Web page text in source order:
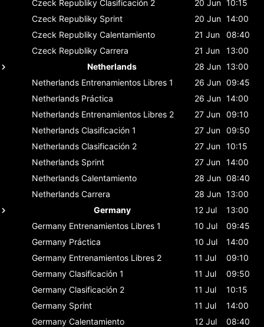
Czeck Republiky Clasificación 2 20 Jun 10:15
Czeck Republiky Sprint 20 Jun 14:00
Czeck Republiky Calentamiento 21 Jun
08:40
Czeck Republiky Carrera 21 Jun
13:00
Netherlands
28 Jun 13:00
Netherlands Entrenamientos Libres 1 26 Jun 09:45
Netherlands Práctica 26 Jun 14:00
Netherlands Entrenamientos Libres 2 27 Jun 09:10
Netherlands Clasificación 1 27 Jun 09:50
Netherlands Clasificación 2 27 Jun 10:15
Netherlands Sprint 27 Jun 14:00
Netherlands Calentamiento 28 Jun 08:40
Netherlands Carrera 28 Jun 13:00
Germany
12 Jul
13:00
Germany Entrenamientos Libres 1 10 Jul
09:45
Germany Práctica 10 Jul
14:00
Germany Entrenamientos Libres 2 11 Jul
09:10
Germany Clasificación 1 11 Jul
09:50
Germany Clasificación 2 11 Jul
10:15
Germany Sprint 11 Jul
14:00
Germany Calentamiento 12 Jul
08:40